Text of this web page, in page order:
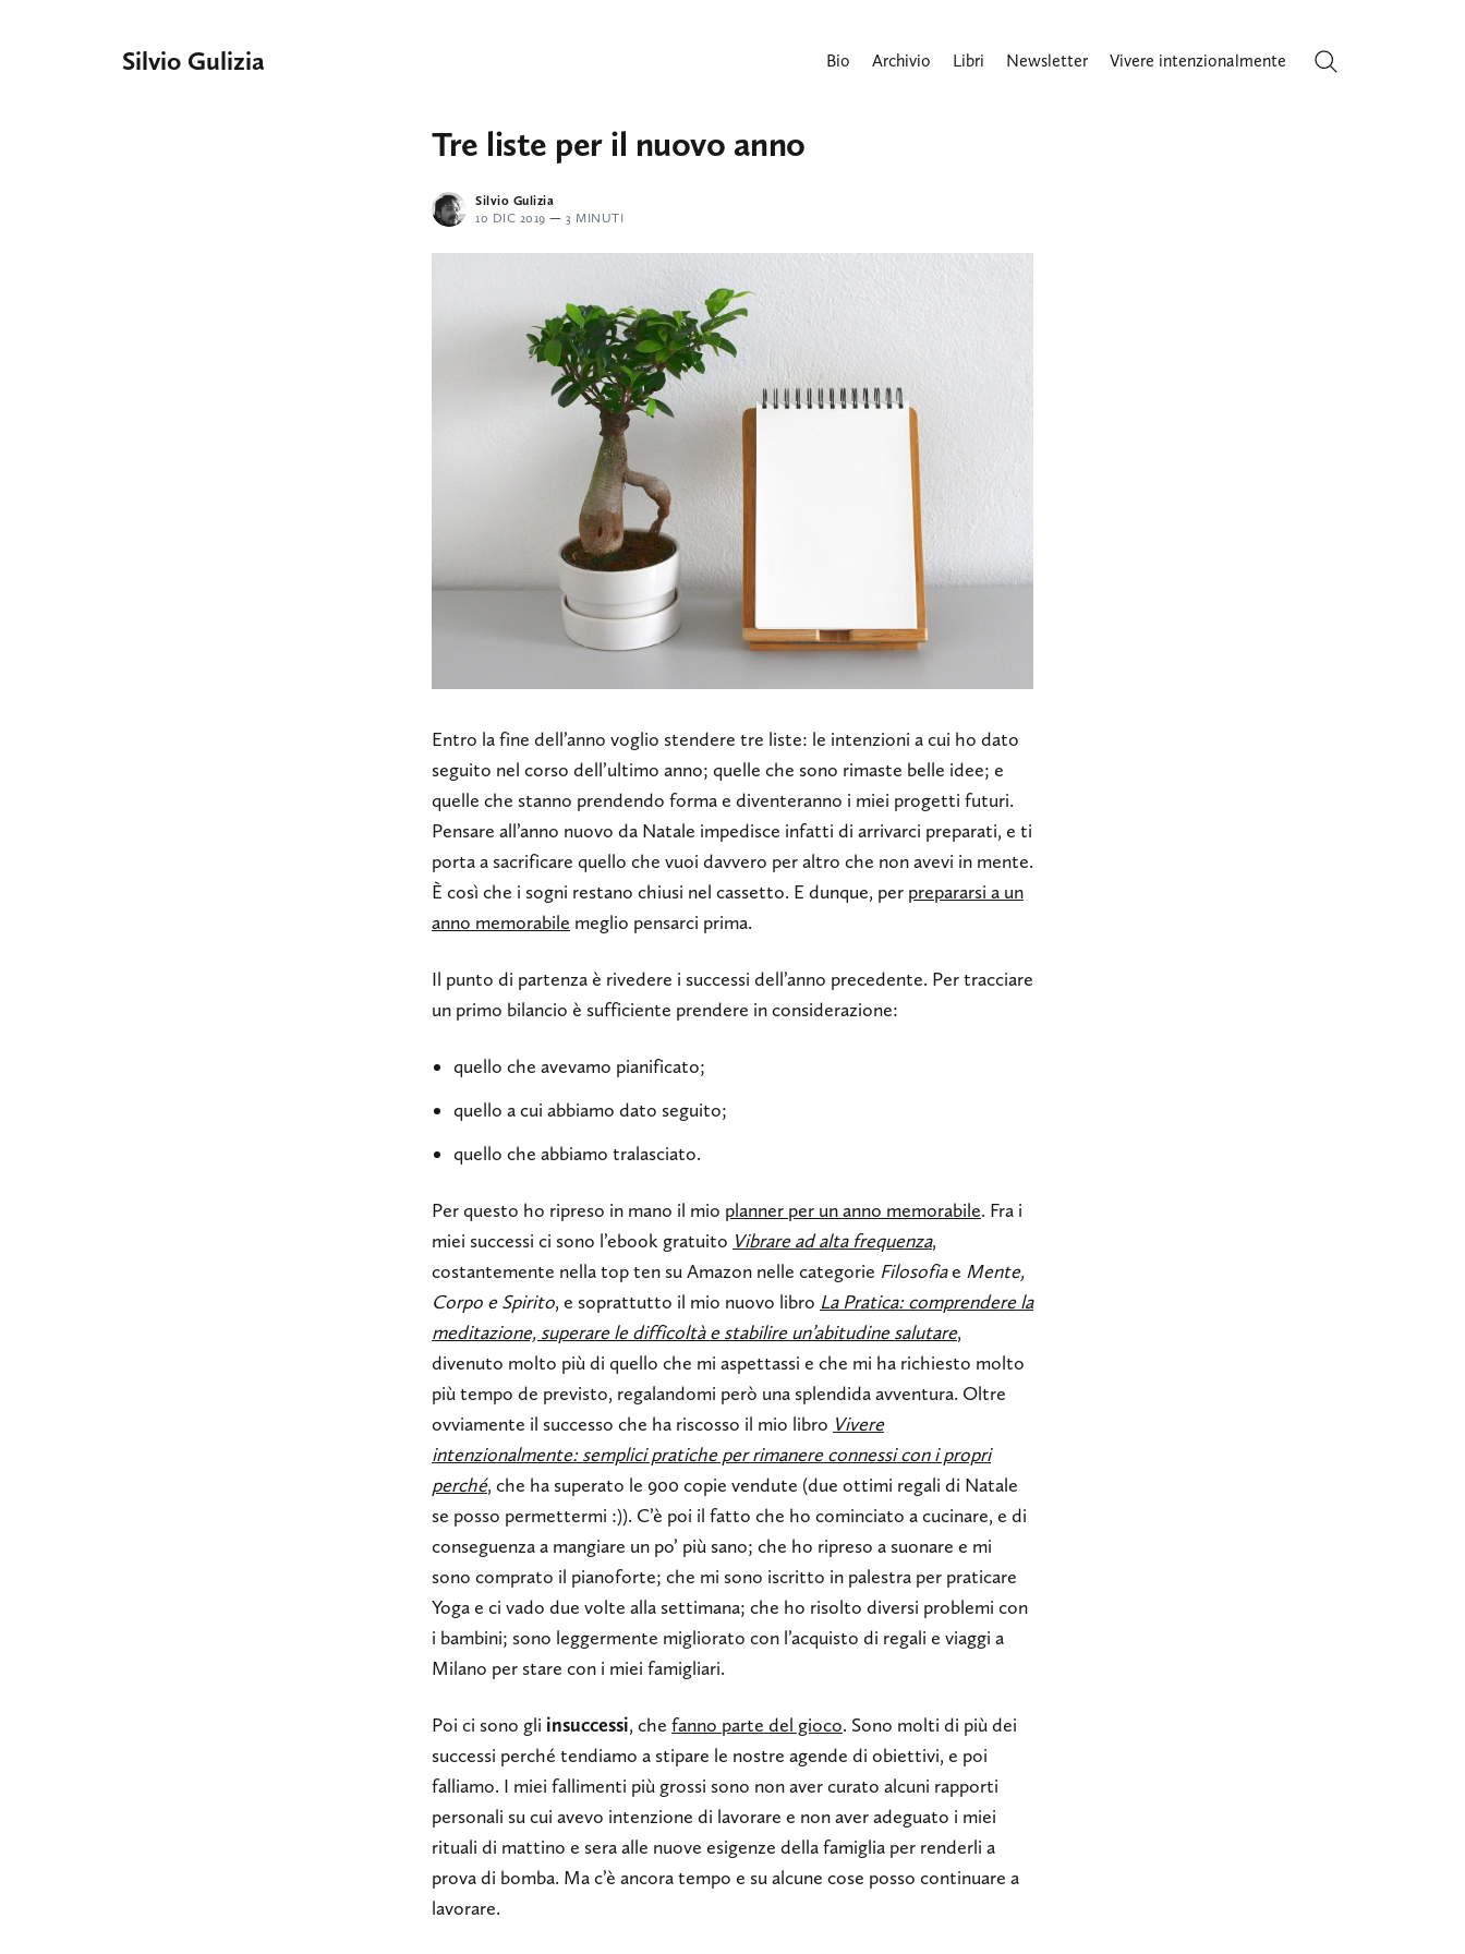
Silvio Gulizia Bio Archivio Libri Newsletter Vivere intenzionalmente
Tre liste per il nuovo anno
Silvio Gulizia
10 DIC 2019 — 3 MINUTI
Entro la fine dell’anno voglio stendere tre liste: le intenzioni a cui ho dato
seguito nel corso dell’ultimo anno; quelle che sono rimaste belle idee; e
quelle che stanno prendendo forma e diventeranno i miei progetti futuri.
Pensare all’anno nuovo da Natale impedisce infatti di arrivarci preparati, e ti
porta a sacrificare quello che vuoi davvero per altro che non avevi in mente.
È così che i sogni restano chiusi nel cassetto. E dunque, per prepararsi a un
anno memorabile meglio pensarci prima.
Il punto di partenza è rivedere i successi dell’anno precedente. Per tracciare
un primo bilancio è sufficiente prendere in considerazione:
quello che avevamo pianificato;
quello a cui abbiamo dato seguito;
quello che abbiamo tralasciato.
Per questo ho ripreso in mano il mio planner per un anno memorabile. Fra i
miei successi ci sono l’ebook gratuito Vibrare ad alta frequenza,
costantemente nella top ten su Amazon nelle categorie Filosofiae Mente,
Corpo e Spirito, e soprattutto il mio nuovo libro La Pratica: comprendere la
meditazione, superare le difficoltà e stabilire un’abitudine salutare,
divenuto molto più di quello che mi aspettassi e che mi ha richiesto molto
più tempo de previsto, regalandomi però una splendida avventura. Oltre
ovviamente il successo che ha riscosso il mio libro Vivere
intenzionalmente: semplici pratiche per rimanere connessi con i propri
perché, che ha superato le 900 copie vendute (due ottimi regali di Natale
se posso permettermi :)). C’è poi il fatto che ho cominciato a cucinare, e di
conseguenza a mangiare un po’ più sano; che ho ripreso a suonare e mi
sono comprato il pianoforte; che mi sono iscritto in palestra per praticare
Yoga e ci vado due volte alla settimana; che ho risolto diversi problemi con
i bambini; sono leggermente migliorato con l’acquisto di regali e viaggi a
Milano per stare con i miei famigliari.
Poi ci sono gli insuccessi, che fanno parte del gioco. Sono molti di più dei
successi perché tendiamo a stipare le nostre agende di obiettivi, e poi
falliamo. I miei fallimenti più grossi sono non aver curato alcuni rapporti
personali su cui avevo intenzione di lavorare e non aver adeguato i miei
rituali di mattino e sera alle nuove esigenze della famiglia per renderli a
prova di bomba. Ma c’è ancora tempo e su alcune cose posso continuare a
lavorare.